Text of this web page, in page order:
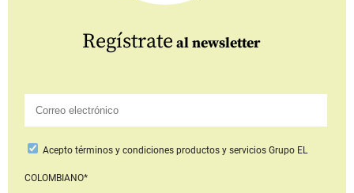
Regístrate al newsletter
Aceptotérminos y condiciones productos y serviciosGrupo EL
COLOMBIANO*